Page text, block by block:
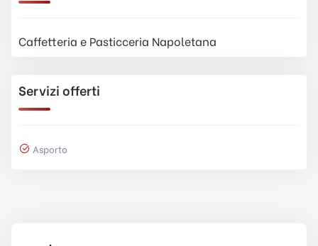
Caffetteria e Pasticceria Napoletana
Servizi offerti
Asporto